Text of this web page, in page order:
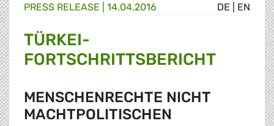
DE EN
PRESS RELEASE | 14.04.2016
TÜRKEI-
FORTSCHRITTSBERICHT
MENSCHENRECHTE NICHT
MACHTPOLITISCHEN